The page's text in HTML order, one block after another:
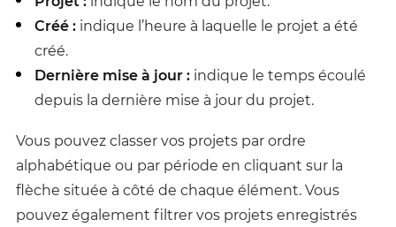
Créé :indique l’heure à laquelle le projet a été
créé.
Dernière mise à jour : indique le temps écoulé
depuis la dernière mise à jour du projet.
Vous pouvez classer vos projets par ordre
alphabétique ou par période en cliquant sur la
flèche située à côté de chaque élément. Vous
pouvez également filtrer vos projets enregistrés